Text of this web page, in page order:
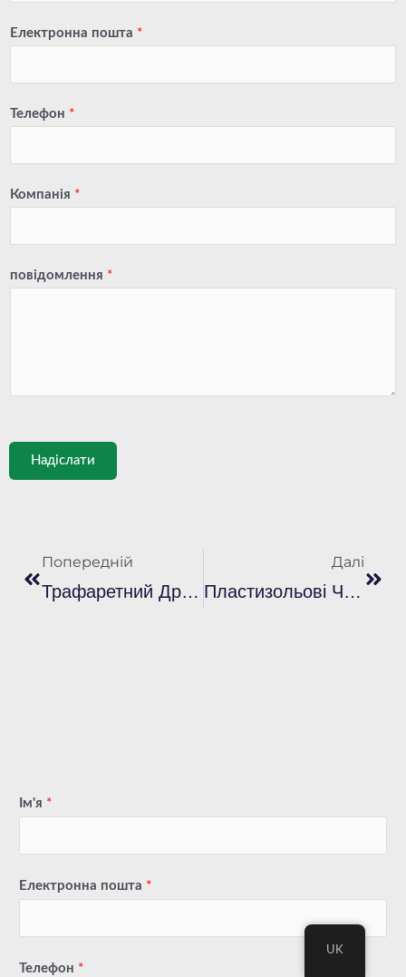
Електронна пошта *
Телефон *
Компанія *
повідомлення *
Надіслати
Попередній
Трафаретний Друк: Чорнило На Водній Основі Проти Пластизольних Чорнил – Що Найкраще?
Далі
Пластизольові Чорнила Для Трафаретного Друку: Друкарські Матеріали
Ім'я *
Електронна пошта *
Телефон *
UK